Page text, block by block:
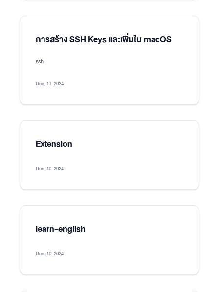
การสร้าง SSH Keys และเพิ่มใน macOS
ssh
Dec. 11, 2024
Extension
Dec. 10, 2024
learn-english
Dec. 10, 2024